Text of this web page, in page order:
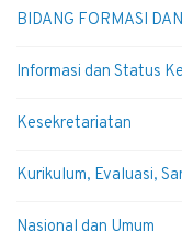
BIDANG FORMASI
Informasi dan Status
Kesekretariatan
Kurikulum, Evaluasi,
Nasional dan Umum